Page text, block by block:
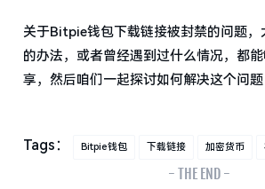
关于Bitpie钱包下载链接被封禁的问题，
的办法，或者曾经遇到过什么情况，都
享，然后咱们一起探讨如何解决这个问题
Tags： Bitpie钱包 下载链接 加密货币
- THE END -